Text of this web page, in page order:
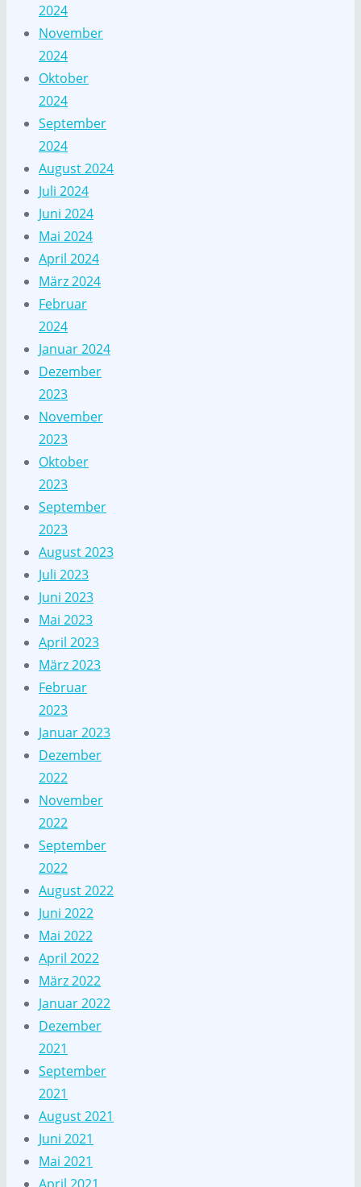
2024
November
2024
Oktober
2024
September
2024
August 2024
Juli 2024
Juni 2024
Mai 2024
April 2024
März 2024
Februar
2024
Januar 2024
Dezember
2023
November
2023
Oktober
2023
September
2023
August 2023
Juli 2023
Juni 2023
Mai 2023
April 2023
März 2023
Februar
2023
Januar 2023
Dezember
2022
November
2022
September
2022
August 2022
Juni 2022
Mai 2022
April 2022
März 2022
Januar 2022
Dezember
2021
September
2021
August 2021
Juni 2021
Mai 2021